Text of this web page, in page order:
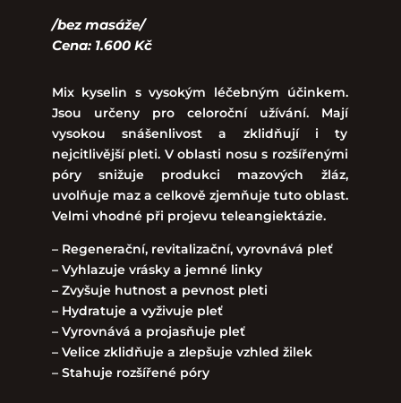
/bez masáže/
Cena: 1.600 Kč
Mix kyselin s vysokým léčebným účinkem.
Jsou určeny pro celoroční užívání. Mají
vysokou snášenlivost a zklidňují i ty
nejcitlivější pleti. V oblasti nosu s rozšířenými
póry snižuje produkci mazových žláz,
uvolňuje maz a celkově zjemňuje tuto oblast.
Velmi vhodné při projevu teleangiektázie.
– Regenerační, revitalizační, vyrovnává pleť
– Vyhlazuje vrásky a jemné linky
– Zvyšuje hutnost a pevnost pleti
– Hydratuje a vyživuje pleť
– Vyrovnává a projasňuje pleť
– Velice zklidňuje a zlepšuje vzhled žilek
– Stahuje rozšířené póry